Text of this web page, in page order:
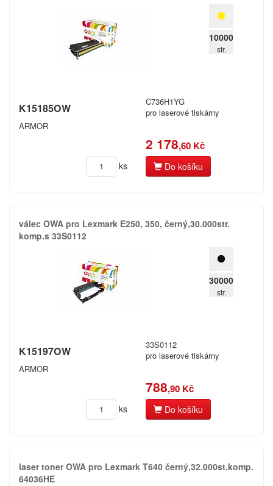
10000
str.
K15185OW
ARMOR
C736H1YG
pro laserové tiskárny
2 178,60 Kč
ks Do košíku
válec OWA pro Lexmark E250,​ 350,​ černý,​30.​000str.​
komp.​s 33S0112
30000
str.
K15197OW
ARMOR
33S0112
pro laserové tiskárny
788,90 Kč
ks Do košíku
laser toner OWA pro Lexmark T640 černý,​32.​000st.​komp.​
64036HE